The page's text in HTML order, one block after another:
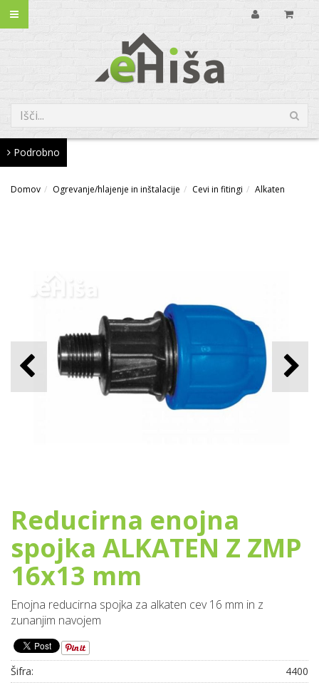
Podrobno
Domov Ogrevanje/hlajenje in inštalacije Cevi in fitingi Alkaten
Reducirna enojna
spojka ALKATEN Z ZMP
16x13 mm
Enojna reducirna spojka za alkaten cev 16 mm in z
zunanjim navojem
Šifra:
4400